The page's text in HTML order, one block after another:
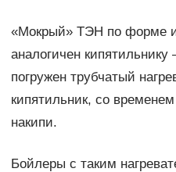
«Мокрый» ТЭН по форме
аналогичен кипятильнику
погружен трубчатый
кипятильник, со
накипи.
Бойлеры с таким